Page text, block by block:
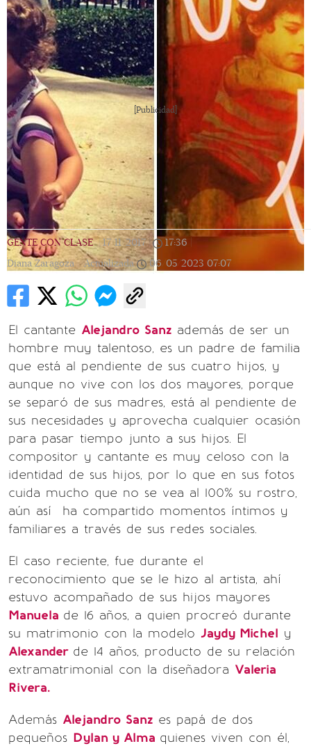
[Publicidad]
GENTE CON CLASE | 17/11/2017 | 17:36
Diana Zaragoza | Actualizada 06/05/2023 07:07
El cantante Alejandro Sanz además de ser un
hombre muy talentoso, es un padre de familia
que está al pendiente de sus cuatro hijos, y
aunque no vive con los dos mayores, porque
se separó de sus madres, está al pendiente de
sus necesidades y aprovecha cualquier ocasión
para pasar tiempo junto a sus hijos. El
compositor y cantante es muy celoso con la
identidad de sus hijos, por lo que en sus fotos
cuida mucho que no se vea al 100% su rostro,
aún así ha compartido momentos íntimos y
familiares a través de sus redes sociales.
El caso reciente, fue durante el
reconocimiento que se le hizo al artista, ahí
estuvo acompañado de sus hijos mayores
Manuela de 16 años, a quien procreó durante
su matrimonio con la modelo Jaydy Michel y
Alexander de 14 años, producto de su relación
extramatrimonial con la diseñadora Valeria
Rivera.
Además Alejandro Sanz es papá de dos
pequeños Dylan y Alma quienes viven con él,